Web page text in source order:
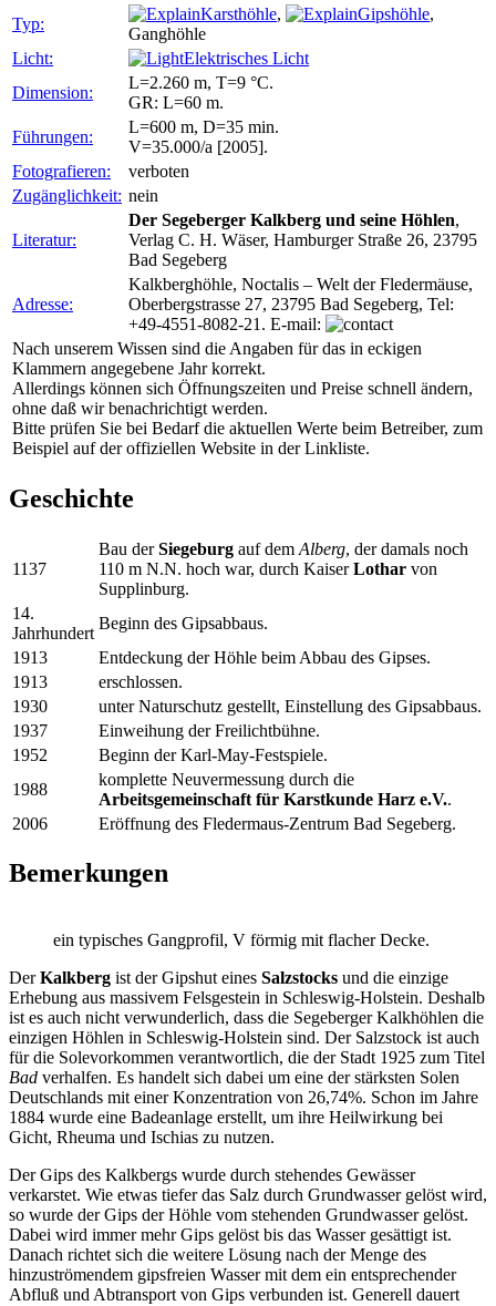
Typ:
Karsthöhle, Gipshöhle,
Ganghöhle
Licht:
Elektrisches Licht
Dimension:
L=2.260 m, T=9 °C.
GR: L=60 m.
Führungen:
L=600 m, D=35 min.
V=35.000/a [2005].
Fotografieren:
verboten
Zugänglichkeit: nein
Literatur:
Der Segeberger Kalkberg und seine Höhlen,
Verlag C. H. Wäser, Hamburger Straße 26, 23795
Bad Segeberg
Adresse:
Kalkberghöhle, Noctalis – Welt der Fledermäuse,
Oberbergstrasse 27, 23795 Bad Segeberg, Tel:
+49-4551-8082-21. E-mail:
Nach unserem Wissen sind die Angaben für das in eckigen
Klammern angegebene Jahr korrekt.
Allerdings können sich Öffnungszeiten und Preise schnell ändern,
ohne daß wir benachrichtigt werden.
Bitte prüfen Sie bei Bedarf die aktuellen Werte beim Betreiber, zum
Beispiel auf der offiziellen Website in der Linkliste.
Geschichte
1137
Bau derSiegeburg auf dem Alberg, der damals noch
110 m N.N. hoch war, durch KaiserLothar von
Supplinburg.
14.
Jahrhundert
Beginn des Gipsabbaus.
1913
Entdeckung der Höhle beim Abbau des Gipses.
1913
erschlossen.
1930
unter Naturschutz gestellt, Einstellung des Gipsabbaus.
1937
Einweihung der Freilichtbühne.
1952
Beginn der Karl-May-Festspiele.
1988
komplette Neuvermessung durch die
Arbeitsgemeinschaft für Karstkunde Harz e.V..
2006
Eröffnung des Fledermaus-Zentrum Bad Segeberg.
Bemerkungen
ein typisches Gangprofil, V förmig mit flacher Decke.
DerKalkberg ist der Gipshut eines Salzstocks und die einzige
Erhebung aus massivem Felsgestein in Schleswig-Holstein. Deshalb
ist es auch nicht verwunderlich, dass die Segeberger Kalkhöhlen die
einzigen Höhlen in Schleswig-Holstein sind. Der Salzstock ist auch
für die Solevorkommen verantwortlich, die der Stadt 1925 zum Titel
Bad verhalfen. Es handelt sich dabei um eine der stärksten Solen
Deutschlands mit einer Konzentration von 26,74%. Schon im Jahre
1884 wurde eine Badeanlage erstellt, um ihre Heilwirkung bei
Gicht, Rheuma und Ischias zu nutzen.
Der Gips des Kalkbergs wurde durch stehendes Gewässer
verkarstet. Wie etwas tiefer das Salz durch Grundwasser gelöst wird,
so wurde der Gips der Höhle vom stehenden Grundwasser gelöst.
Dabei wird immer mehr Gips gelöst bis das Wasser gesättigt ist.
Danach richtet sich die weitere Lösung nach der Menge des
hinzuströmendem gipsfreien Wasser mit dem ein entsprechender
Abfluß und Abtransport von Gips verbunden ist. Generell dauert